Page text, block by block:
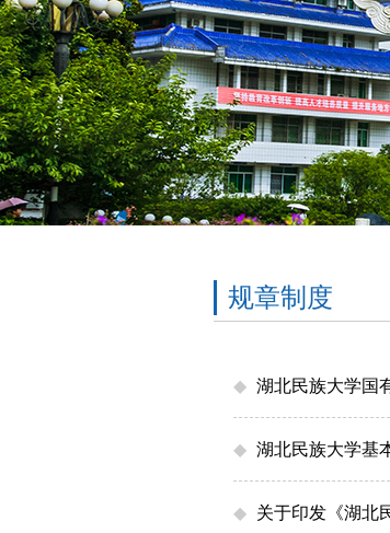
规章制度
◆ 湖北民族大学国
◆ 湖北民族大学基
◆ 关于印发《湖北